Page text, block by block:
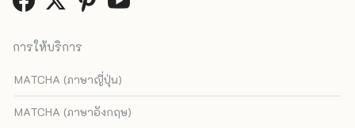
การให้บริการ
MATCHA (ภาษาญี่ปุ่น)
MATCHA (ภาษาอังกฤษ)